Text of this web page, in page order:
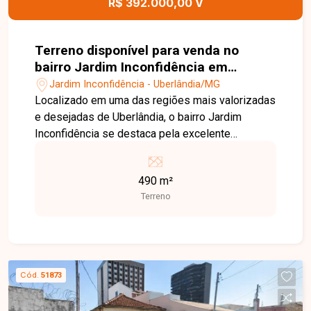
R$ 392.000,00 V
Terreno disponível para venda no
bairro Jardim Inconfidência em
Uberlândia-MG
Jardim Inconfidência - Uberlândia/MG
Localizado em uma das regiões mais valorizadas
e desejadas de Uberlândia, o bairro Jardim
Inconfidência se destaca pela excelente
áreas nobres da cidade. Com fácil acesso ao
centro e cercado por bairros consolidados como
o Jardim Karaíba, oferece praticidade no dia a dia,
moradores. O imóvel conta com um amplo terreno
de 490m², ideal para quem busca espaço e
diversas possibilidades de construção. Está
490 m²
Terreno
Cód. 51873